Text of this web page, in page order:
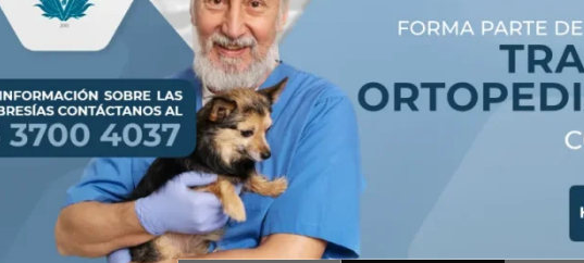
Loading...